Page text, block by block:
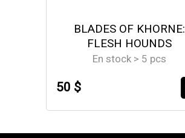
BLADES OF KHORNE:
FLESH HOUNDS
En stock > 5 pcs
50 $